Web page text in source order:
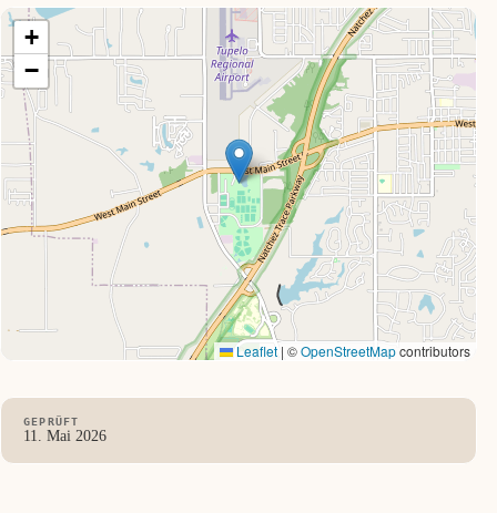
+
−
Leaflet | ©OpenStreetMapcontributors
GEPRÜFT
11. Mai 2026